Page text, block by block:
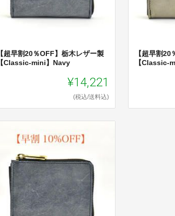
【超早割20％OFF】栃木レザー製
【Classic-mini】Navy
¥14,221
(税込/送料込)
【超早割
【Classic-